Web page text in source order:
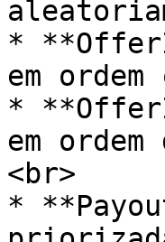
*
em
*
em
<br>
*